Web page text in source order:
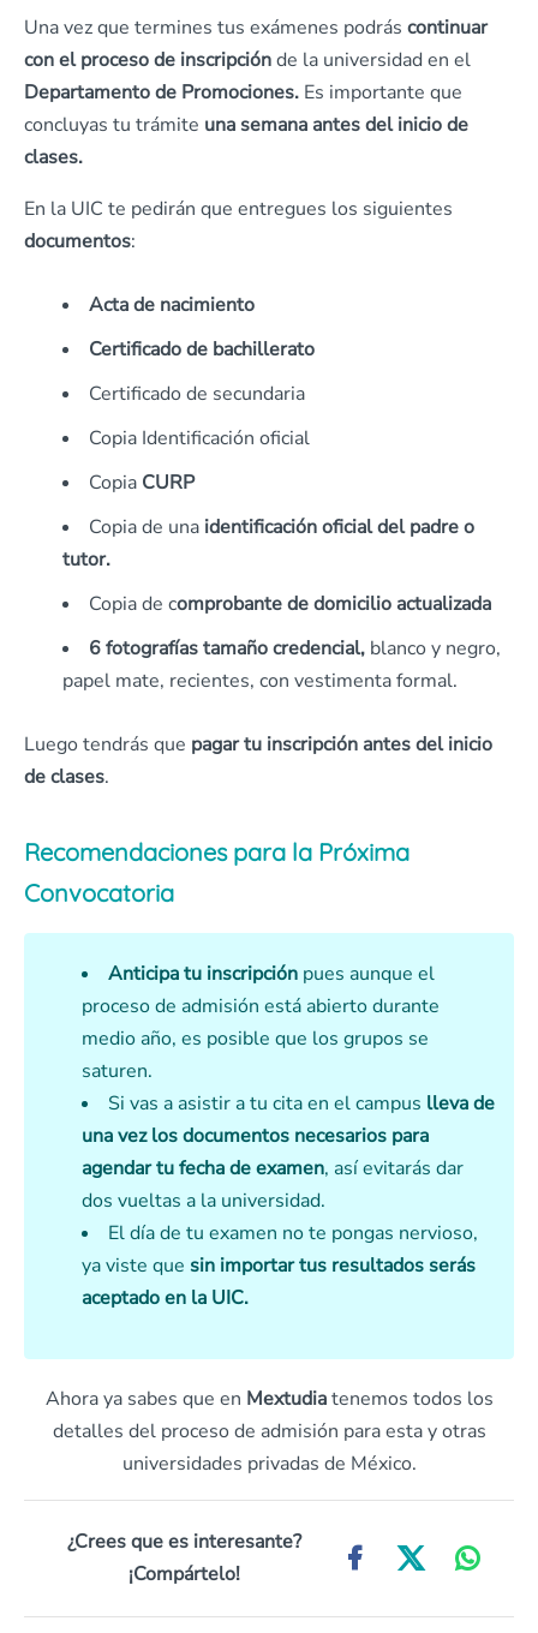
Una vez que termines tus exámenes podrás continuar
con el proceso de inscripciónde la universidad en el
Departamento de Promociones. Es importante que
concluyas tu trámite una semana antes del inicio de
clases.
En la UIC te pedirán que entregues los siguientes
documentos:
Acta de nacimiento
Certificado de bachillerato
Certificado de secundaria
Copia Identificación oficial
Copia CURP
Copia de una identificación oficial del padre o
tutor.
Copia de comprobante de domicilio actualizada
6 fotografías tamaño credencial, blanco y negro,
papel mate, recientes, con vestimenta formal.
Luego tendrás que pagar tu inscripción antes del inicio
de clases.
Recomendaciones para la Próxima
Convocatoria
Anticipa tu inscripción pues aunque el
proceso de admisión está abierto durante
medio año, es posible que los grupos se
saturen.
Si vas a asistir a tu cita en el campus lleva de
una vez los documentos necesarios para
agendar tu fecha de examen, así evitarás dar
dos vueltas a la universidad.
El día de tu examen no te pongas nervioso,
ya viste que sin importar tus resultados serás
aceptado en la UIC.
Ahora ya sabes que en Mextudiatenemos todos los
detalles del proceso de admisión para esta y otras
universidades privadas de México.
¿Crees que es interesante?
¡Compártelo!